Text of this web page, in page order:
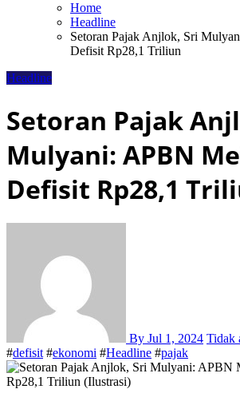
Home
Headline
Setoran Pajak Anjlok, Sri
Defisit Rp28,1 Triliun
Headline
Setoran Pajak
Mulyani: APBN
Defisit Rp28,1
By Jul 1, 2024 Tidak
#defisit #ekonomi #Headline #pajak